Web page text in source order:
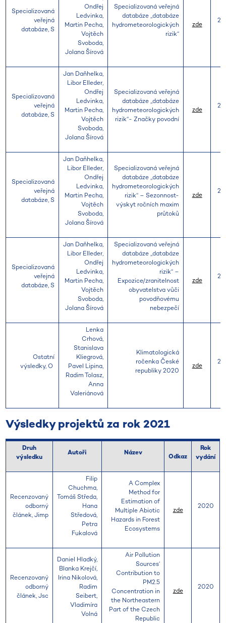
Specializovaná
veřejná
databáze, S
Ondřej
Ledvinka,
Martin Pecha,
Vojtěch
Svoboda,
Jolana Šírová
Specializovaná veřejná
databáze ,,databáze
hydrometeorologických
rizik“
zde
Specializovaná
veřejná
databáze, S
Jan Daňhelka,
Libor Elleder,
Ondřej
Ledvinka,
Martin Pecha,
Vojtěch
Svoboda,
Jolana Šírová
Specializovaná veřejná
databáze ,,databáze
hydrometeorologických
rizik“- Značky povodní
zde
Specializovaná
veřejná
databáze, S
Jan Daňhelka,
Libor Elleder,
Ondřej
Ledvinka,
Martin Pecha,
Vojtěch
Svoboda,
Jolana Šírová
Specializovaná veřejná
databáze ,,databáze
hydrometeorologických
rizik“ – Sezonnost-
výskyt ročních maxim
průtoků
zde
Specializovaná
veřejná
databáze, S
Jan Daňhelka,
Libor Elleder,
Ondřej
Ledvinka,
Martin Pecha,
Vojtěch
Svoboda,
Jolana Šírová
Specializovaná veřejná
databáze ,,databáze
hydrometeorologických
rizik“ –
Expozice/zranitelnost
obyvatelstva vůči
povodňovému
nebezpečí
zde
Ostatní
výsledky, O
Lenka
Crhová,
Stanislava
Kliegrová,
Pavel Lipina,
Radim Tolasz,
Anna
Valeriánová
Klimatologická
ročenka České
republiky 2020
zde
Výsledky projektů za rok 2021
Druh
výsledku
Autoři Název Odkaz
Rok
vydání
Recenzovaný
odborný
článek, Jimp
Filip
Chuchma,
Tomáš Středa,
Hana
Středová,
Petra
Fukalová
A Complex
Method for
Estimation of
Multiple Abiotic
Hazards in Forest
Ecosystems
zde 2020
Recenzovaný
odborný
článek, Jsc
Daniel Hladký,
Blanka Krejčí,
Irina Nikolová,
Radim
Seibert,
Vladimíra
Volná
Air Pollution
Sources’
Contribution to
PM2.5
Concentration in
the Northeastern
Part of the Czech
Republic
zde 2020